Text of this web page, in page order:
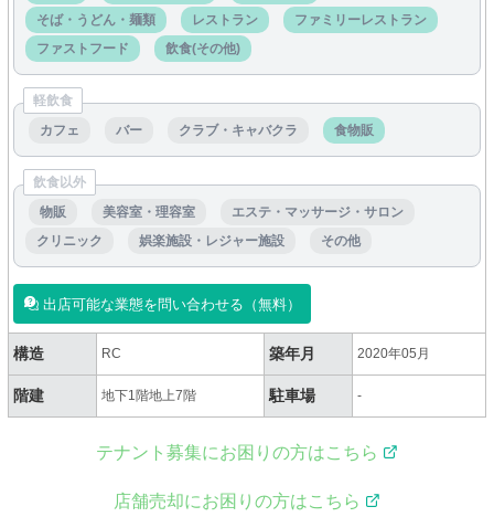
そば・うどん・麺類
レストラン
ファミリーレストラン
ファストフード
飲食(その他)
軽飲食
カフェ
バー クラブ・キャバクラ 食物販
飲食以外
物販
美容室・理容室
エステ・マッサージ・サロン
クリニック
娯楽施設・レジャー施設 その他
出店可能な業態を問い合わせる（無料）
構造 RC 築年月 2020年05月
階建 地下1階地上7階 駐車場 -
テナント募集にお困りの方はこちら
店舗売却にお困りの方はこちら